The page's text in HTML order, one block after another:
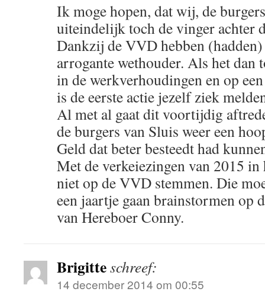
Ik moge hopen, dat wij, de
uiteindelijk toch de vinger achter
Dankzij de VVD hebben
arrogante wethouder. Als het
in de werkverhoudingen en op
is de eerste actie jezelf ziek
Al met al gaat dit voortijdig
de burgers van Sluis weer een
Geld dat beter besteedt had
Met de verkeiezingen van 2015
niet op de VVD stemmen. Die
een jaartje gaan brainstormen op
van Hereboer Conny.
Brigitteschreef:
14 december 2014 om 00:55